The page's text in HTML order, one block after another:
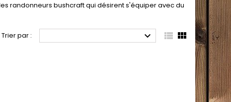
randonneurs bushcraft qui désirent s'équiper avec du
Trier par :   